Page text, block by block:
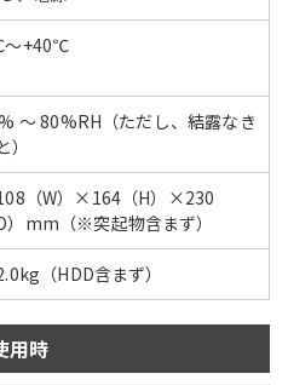
+40℃
～ 80%RH（ただし、結露なき
）
（W）×164（H）×230
D）mm（※突起物含まず）
（HDD含まず）
用時